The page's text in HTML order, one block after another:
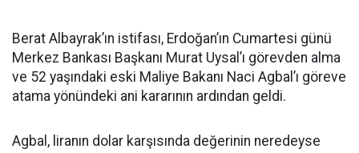
Berat Albayrak’ın istifası, Erdoğan’ın Cumartesi günü
Merkez Bankası Başkanı Murat Uysal’ı görevden alma
ve 52 yaşındaki eski Maliye Bakanı Naci Agbal’ı göreve
atama yönündeki ani kararının ardından geldi.
Agbal, liranın dolar karşısında değerinin neredeyse